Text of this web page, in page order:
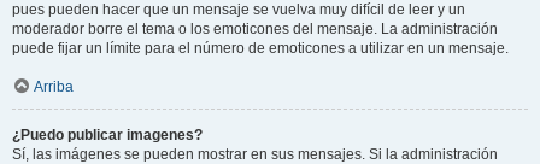
pues pueden hacer que un mensaje se vuelva muy difícil de leer y un
moderador borre el tema o los emoticones del mensaje. La administración
puede fijar un límite para el número de emoticones a utilizar en un mensaje.
Arriba
¿Puedo publicar imagenes?
Sí, las imágenes se pueden mostrar en sus mensajes. Si la administración